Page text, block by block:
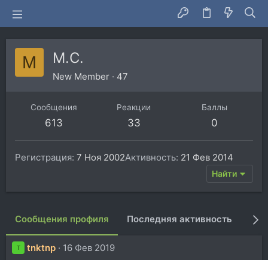
M M.C.
New Member · 47
Сообщения
613
Реакции
33
Баллы
0
Регистрация 7 Ноя 2002Активность 21 Фев 2014
Найти
Сообщения профиля Последняя активность
T tnktnp
16 Фев 2019